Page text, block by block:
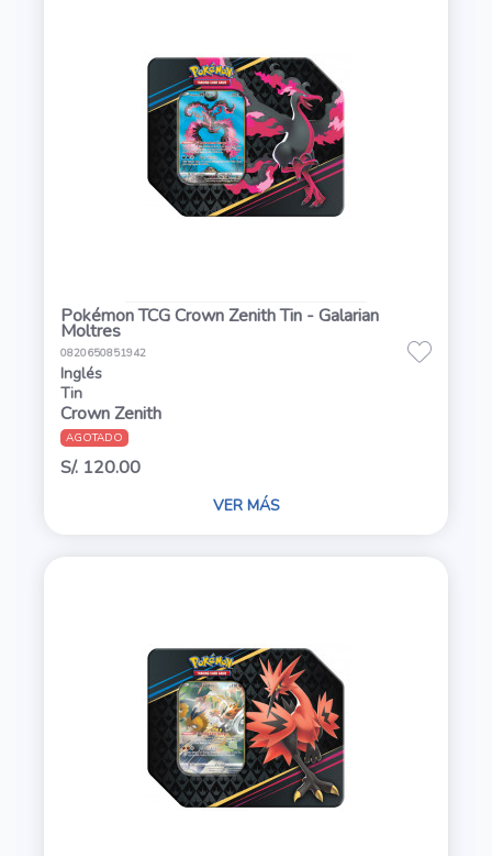
Pokémon TCG Crown Zenith Tin - Galarian
Moltres
0820650851942
Inglés
Tin
Crown Zenith
AGOTADO
S/. 120.00
VER MÁS